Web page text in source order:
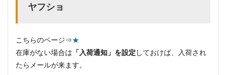
ヤフショ
こちらのページ⇒★
在庫がない場合は 「入荷通知」を設定 しておけば、入荷され
たらメールが来ます。